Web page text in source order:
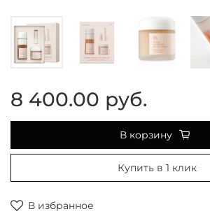
В избранное
8 400.00 руб.
В корзину
Купить в 1 клик